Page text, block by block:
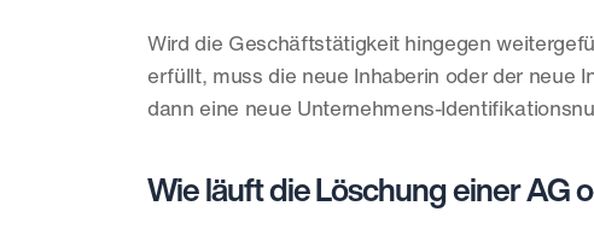
Wird die Geschäftstätigkeit hingegen
erfüllt, muss die neue Inhaberin oder der neue
dann eine neue Unternehmens-
Wie läuft die Löschung einer AG